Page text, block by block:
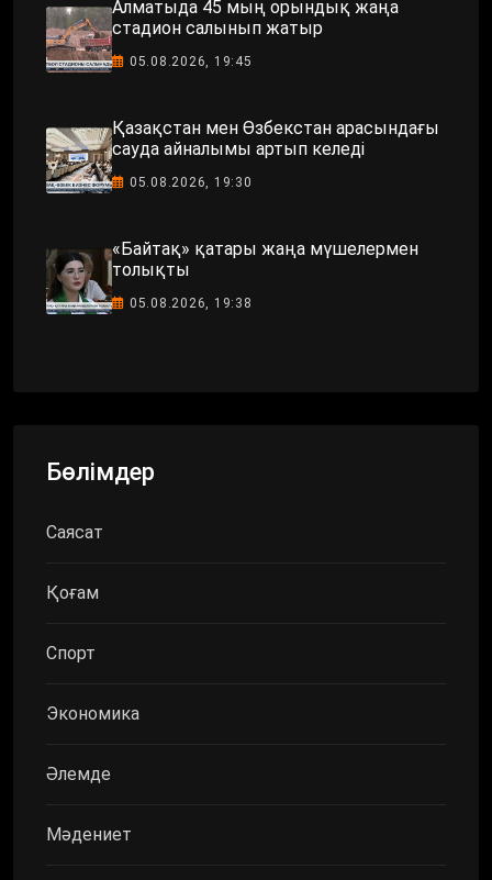
Алматыда 45 мың орындық жаңа
стадион салынып жатыр
05.08.2026, 19:45
Қазақстан мен Өзбекстан арасындағы
сауда айналымы артып келеді
05.08.2026, 19:30
«Байтақ» қатары жаңа мүшелермен
толықты
05.08.2026, 19:38
Бөлімдер
Саясат
Қоғам
Спорт
Экономика
Әлемде
Мәдениет